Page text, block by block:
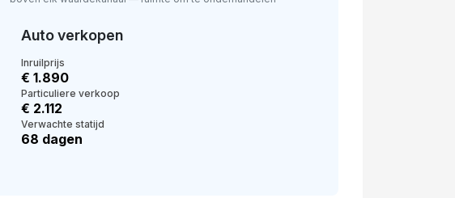
Auto verkopen
Inruilprijs
€ 1.890
Particuliere verkoop
€ 2.112
Verwachte statijd
68 dagen